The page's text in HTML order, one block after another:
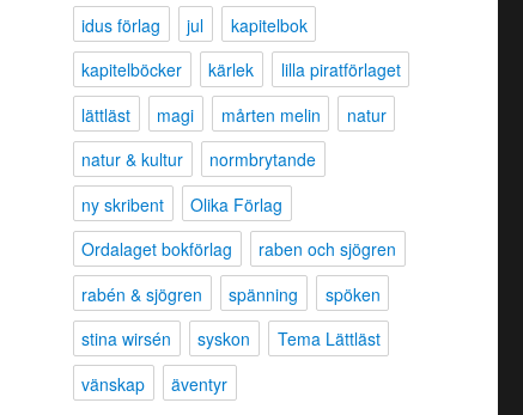
idus förlag
jul
kapitelbok
kapitelböcker
kärlek
lilla piratförlaget
lättläst
magi mårten melin
natur
natur & kultur
normbrytande
ny skribent
Olika Förlag
Ordalaget bokförlag
raben och sjögren
rabén & sjögren
spänning
spöken
stina wirsén
syskon
Tema Lättläst
vänskap
äventyr